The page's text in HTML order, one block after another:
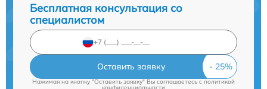
Бесплатная консультация со
специалистом
Оставить заявку
Нажимая на кнопку "Оставить заявку" Вы соглашаетесь cполитикой